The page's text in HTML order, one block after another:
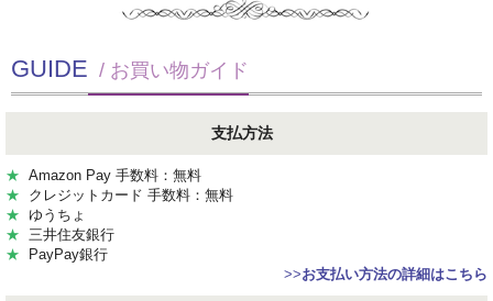
GUIDE / お買い物ガイド
支払方法
★ Amazon Pay 手数料：無料
★ クレジットカード 手数料：無料
★ ゆうちょ
★ 三井住友銀行
★ PayPay銀行
>>お支払い方法の詳細はこちら